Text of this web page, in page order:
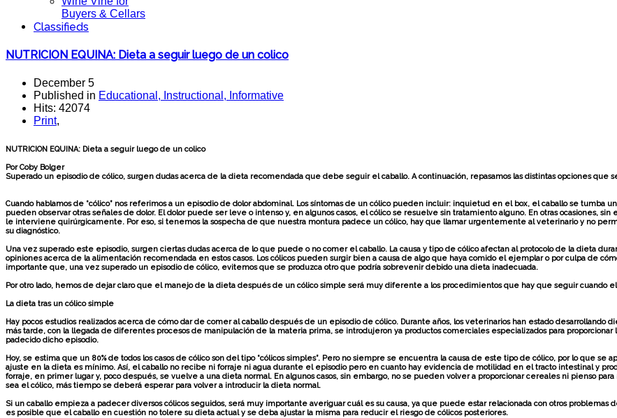
Buyers & Cellars
Classifieds
NUTRICION EQUINA: Dieta a seguir luego de un colico
December 5
Published in Educational, Instructional, Informative
Hits: 42074
Print,
NUTRICION EQUINA: Dieta a seguir luego de un colico
Por Coby Bolger
Superado un episodio de cólico, surgen dudas acerca de la dieta recomendada que debe seguir el caballo. A continuación, repasamos las distintas opciones que
Cuando hablamos de “cólico” nos referimos a un episodio de dolor abdominal. Los síntomas de un cólico pueden incluir: inquietud en el box, el caballo se tumba
pueden observar otras señales de dolor. El dolor puede ser leve o intenso y, en algunos casos, el cólico se resuelve sin tratamiento alguno. En otras ocasiones,
le interviene quirúrgicamente. Por eso, si tenemos la sospecha de que nuestra montura padece un cólico, hay que llamar urgentemente al veterinario y no
su diagnóstico.
Una vez superado este episodio, surgen ciertas dudas acerca de lo que puede o no comer el caballo. La causa y tipo de cólico afectan al protocolo de la dieta
opiniones acerca de la alimentación recomendada en estos casos. Los cólicos pueden surgir bien a causa de algo que haya comido el ejemplar o por culpa de
importante que, una vez superado un episodio de cólico, evitemos que se produzca otro que podría sobrevenir debido una dieta inadecuada.
Por otro lado, hemos de dejar claro que el manejo de la dieta después de un cólico simple será muy diferente a los procedimientos que hay que seguir cuando el
La dieta tras un cólico simple
Hay pocos estudios realizados acerca de cómo dar de comer al caballo después de un episodio de cólico. Durante años, los veterinarios han estado desarrollando
más tarde, con la llegada de diferentes procesos de manipulación de la materia prima, se introdujeron ya productos comerciales especializados para proporcionar
padecido dicho episodio.
Hoy, se estima que un 80% de todos los casos de cólico son del tipo “cólicos simples”. Pero no siempre se encuentra la causa de este tipo de cólico, por lo que se
ajuste en la dieta es mínimo. Así, el caballo no recibe ni forraje ni agua durante el episodio pero en cuanto hay evidencia de motilidad en el tracto intestinal y
forraje, en primer lugar y, poco después, se vuelve a una dieta normal. En algunos casos, sin embargo, no se pueden volver a proporcionar cereales ni pienso
sea el cólico, más tiempo se deberá esperar para volver a introducir la dieta normal.
Si un caballo empieza a padecer diversos cólicos seguidos, será muy importante averiguar cuál es su causa, ya que puede estar relacionada con otros problemas
es posible que el caballo en cuestión no tolere su dieta actual y se deba ajustar la misma para reducir el riesgo de cólicos posteriores.